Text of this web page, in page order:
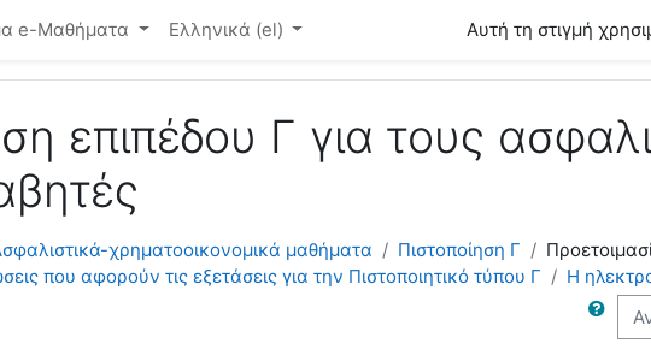
e-Μαθήματα Ελληνικά ‎(el)‎ Αυτή τη στιγμή
επιπέδου Γ για τους
χρηματοοικονομικά μαθήματα Πιστοποίηση Γ
που αφορούν τις εξετάσεις για την Πιστοποιητικό τύπου Γ
H